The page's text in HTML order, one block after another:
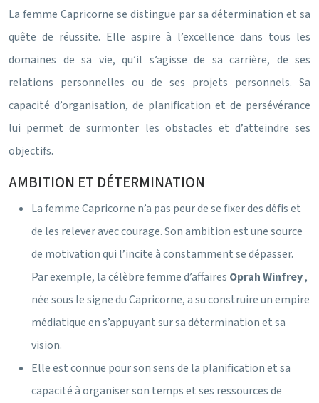
La femme Capricorne se distingue par sa détermination et sa
quête de réussite. Elle aspire à l’excellence dans tous les
domaines de sa vie, qu’il s’agisse de sa carrière, de ses
relations personnelles ou de ses projets personnels. Sa
capacité d’organisation, de planification et de persévérance
lui permet de surmonter les obstacles et d’atteindre ses
objectifs.
AMBITION ET DÉTERMINATION
La femme Capricorne n’a pas peur de se fixer des défis et
de les relever avec courage. Son ambition est une source
de motivation qui l’incite à constamment se dépasser.
Par exemple, la célèbre femme d’affaires Oprah Winfrey,
née sous le signe du Capricorne, a su construire un empire
médiatique en s’appuyant sur sa détermination et sa
vision.
Elle est connue pour son sens de la planification et sa
capacité à organiser son temps et ses ressources de